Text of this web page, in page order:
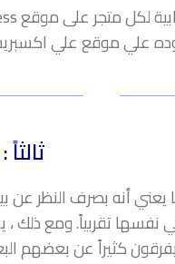
أنه بصرف النظر
نفسها تقربياً. ومع
كثيراً عن بعضهم